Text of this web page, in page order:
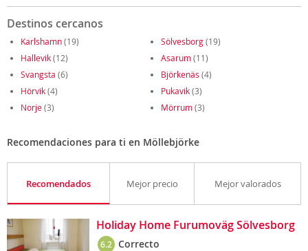
Destinos cercanos
Karlshamn(19) Sölvesborg(19)
Hallevik(12) Asarum(11)
Svangsta (6) Björkenäs (4)
Hörvik(4) Pukavik(3)
Norje(3) Mörrum(3)
Recomendaciones para ti en Möllebjörke
Recomendados Mejor precio Mejor valorados
Holiday Home Furumoväg Sölvesborg
6.2 Correcto